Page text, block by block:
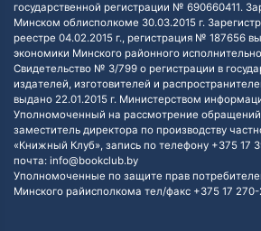
государственной регистрации № 690660411.
Минском облисполкоме 30.03.2015 г.
реестре 04.02.2015 г., регистрация № 187656
экономики Минского районного
Свидетельство № 3/799 о регистрации в
издателей, изготовителей и
выдано 22.01.2015 г. Министерством
Уполномоченный на рассмотрение обращений
заместитель директора по производству
«Книжный Клуб», запись по телефону +375 17
почта: info@bookclub.by
Уполномоченные по защите прав
Минского райисполкома тел/факс +375 17